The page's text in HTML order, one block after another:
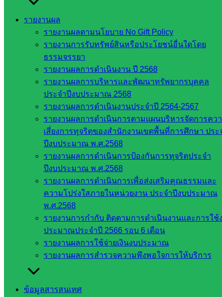
รายงานผล
รายงานผลตามนโยบาย No Gift Policy
รายงานการรับทรัพย์สินหรือประโยชน์อื่นใดโดย
ธรรมจรรยา
รายงานผลการดำเนินงาน ปี 2568
รายงานผลการบริหารและพัฒนาทรัพยากรบุคคล
ประจำปีงบประมาณ 2568
รายงานผลการดำเนินงานประจำปี 2564-2567
รายงานผลการดำเนินการตามแผนบริหารจัดการคว
เสี่ยงการทุจริตของสำนักงานเขตพื้นที่การศึกษา ประ
ปีงบประมาณ พ.ศ.2568
รายงานผลการดำเนินการป้องกันการทุจริตประจำ
ปีงบประมาณ พ.ศ.2568
รายงานผลการดำเนินการเพื่อส่งเสริมคุณธรรมและ
ความโปร่งใสภายในหน่วยงาน ประจำปีงบประมาณ
พ.ศ.2568
รายงานการกำกับ ติดตามการดำเนินงานและการใช้
ประมาณประจำปี 2566 รอบ 6 เดือน
รายงานผลการใช้จ่ายเงินงบประมาณ
รายงานผลการสำรวจความพึงพอใจการให้บริการ
ข้อมูลสารสนเทศ
งานประชาสัมพันธ์ สพป.สก.2
หน่วยงาน
ที่เกี่ยวข้อง
กระทรวง
ศึกษาธิการ
กระทรวง
อุดมศึกษา
สำนักงาน
เลขาธิการ
สภาการ
สำนักงาน
คณะ
กรรมการ
การ
อาชีวศึกษา
สำนักงาน
กรรมการ